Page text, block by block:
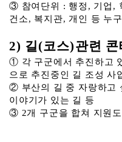
③ 참여단위 : 행정, 기업,
건소, 복지관, 개인 등 누
2) 길(코스)관련 콘
① 각 구군에서 추진하고
으로 추진중인 길 조성 사
② 부산의 길 중 자랑하고
이야기가 있는 길 등
③ 2개 구군을 합쳐 지원